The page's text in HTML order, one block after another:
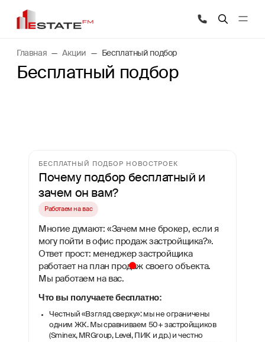
Главная Акции Бесплатный подбор
Бесплатный подбор
БЕСПЛАТНЫЙ ПОДБОР НОВОСТРОЕК
Почему подбор бесплатный и
зачем он вам?
Работаем на вас
Многие думают: «Зачем мне брокер, если я
могу пойти в офис продаж застройщика?».
Ответ прост: менеджер застройщика
работает на план продаж своего объекта.
Мы работаем на вас.
Что вы получаете бесплатно:
Честный «Взгляд сверху»: мы не ограничены
одним ЖК. Мы сравниваем 50+ застройщиков
(Sminex, MRGroup, Level, ПИК и др.) и честно